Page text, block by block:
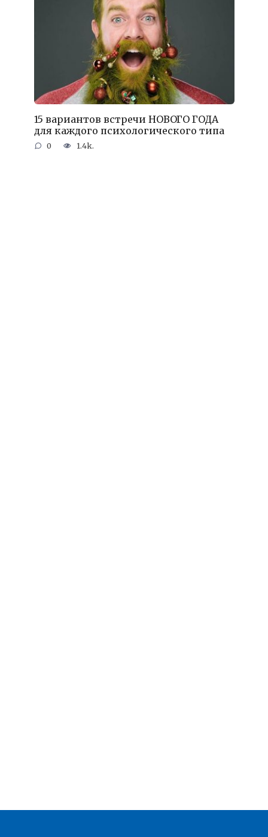
15 вариантов встречи НОВОГО ГОДА
для каждого психологического типа
0 1.4k.